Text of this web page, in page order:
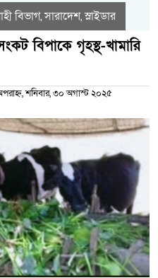
বিভাগ,সারাদেশ,স্লাইডার
বিপাকে গৃহস্থ-খামারি
শনিবার, ৩০ অগাস্ট ২০২৫